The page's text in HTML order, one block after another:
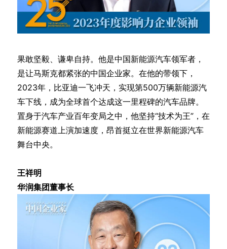
果敢坚毅、谦卑自持。他是中国新能源汽车领军者，
是让马斯克都紧张的中国企业家。在他的带领下，
2023年，比亚迪一飞冲天，实现第500万辆新能源汽
车下线，成为全球首个达成这一里程碑的汽车品牌。
置身于汽车产业百年变局之中，他坚持“技术为王”，在
新能源赛道上演加速度，昂首挺立在世界新能源汽车
舞台中央。
王祥明
华润集团董事长